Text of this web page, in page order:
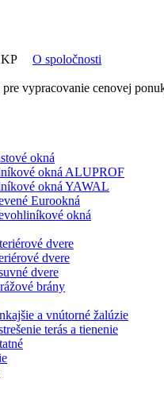
KP O spoločnosti
vypracovanie cenovej
okná
okná ALUPROF
okná YAWAL
Eurookná
okná
dvere
dvere
dvere
brány
a vnútorné žalúzie
terás a tienenie